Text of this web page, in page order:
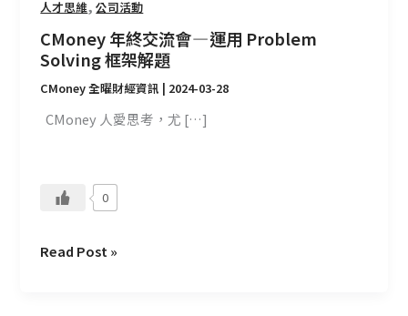
人才思維,公司活動
CMoney 年終交流會 — 運用 Problem
Solving 框架解題
CMoney 全曜財經資訊 | 2024-03-28
CMoney 人愛思考，尤 […]
0
題
Read Post »